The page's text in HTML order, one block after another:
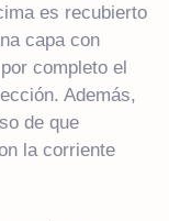
es recubierto
capa con
completo el
Además,
de que
la corriente